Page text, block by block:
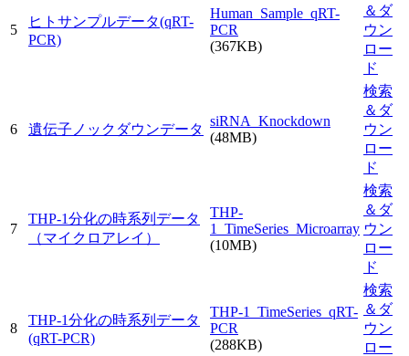
5
ヒトサンプルデータ(qRT-
PCR)
Human_Sample_qRT-
PCR
(367KB)
＆ダ
ウン
ロー
ド
6 遺伝子ノックダウンデータ
siRNA_Knockdown
(48MB)
検索
＆ダ
ウン
ロー
ド
7
THP-1分化の時系列データ
（マイクロアレイ）
THP-
1_TimeSeries_Microarray
(10MB)
検索
＆ダ
ウン
ロー
ド
8
THP-1分化の時系列データ
(qRT-PCR)
THP-1_TimeSeries_qRT-
PCR
(288KB)
検索
＆ダ
ウン
ロー